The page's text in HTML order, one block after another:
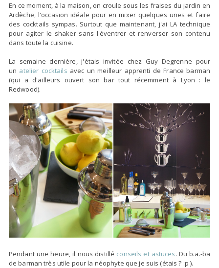
En ce moment, à la maison, on croule sous les fraises du jardin en
Ardèche, l'occasion idéale pour en mixer quelques unes et faire
des cocktails sympas. Surtout que maintenant, j'ai LA technique
pour agiter le shaker sans l'éventrer et renverser son contenu
dans toute la cuisine.
La semaine dernière, j'étais invitée chez Guy Degrenne pour
un atelier cocktails avec un meilleur apprenti de France barman
(qui a d'ailleurs ouvert son bar tout récemment à Lyon : le
Redwood).
Pendant une heure, il nous distillé conseils et astuces. Du b.a.-ba
de barman très utile pour la néophyte que je suis (étais ? :p ).